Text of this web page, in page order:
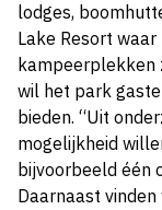
lodges,
Lake Resort
kampeerplekken
wil het park
bieden. “Uit
mogelijkheid
bijvoorbeeld één
Daarnaast